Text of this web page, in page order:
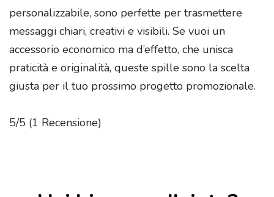
personalizzabile, sono perfette per trasmettere
messaggi chiari, creativi e visibili. Se vuoi un
accessorio economico ma d’effetto, che unisca
praticità e originalità, queste spille sono la scelta
giusta per il tuo prossimo progetto promozionale.
5/5 (1 Recensione)